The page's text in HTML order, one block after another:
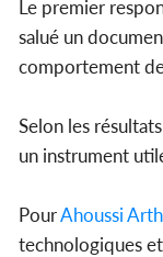
Le premier
salué un
comportement
Selon les
un instrument
PourAhoussi
technologiques